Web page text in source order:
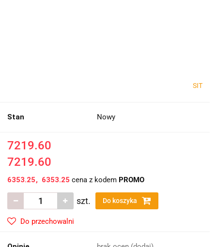
SIT
Stan Nowy
7219.60
7219.60
6353.25 6353.25 cena z kodem PROMO
szt. Do koszyka
Do przechowalni